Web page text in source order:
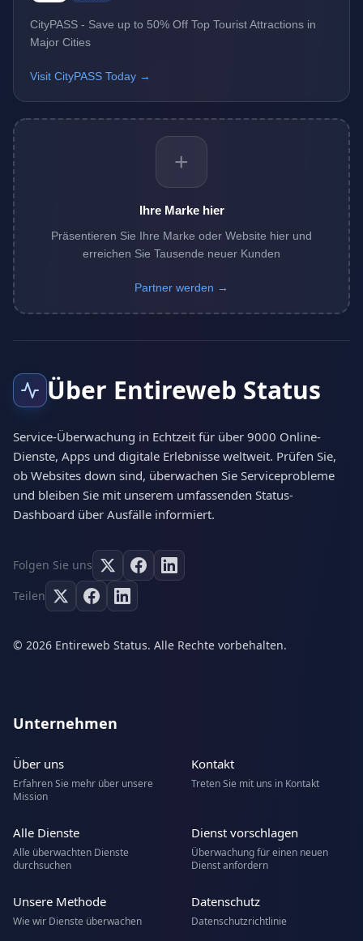
CityPASS - Save up to 50% Off Top Tourist Attractions in
Major Cities
Visit CityPASS Today →
+
Ihre Marke hier
Präsentieren Sie Ihre Marke oder Website hier und
erreichen Sie Tausende neuer Kunden
Partner werden →
Über Entireweb Status
Service-Überwachung in Echtzeit für über 9000 Online-
Dienste, Apps und digitale Erlebnisse weltweit. Prüfen Sie,
ob Websites down sind, überwachen Sie Serviceprobleme
und bleiben Sie mit unserem umfassenden Status-
Dashboard über Ausfälle informiert.
Folgen Sie uns
Teilen
© 2026 Entireweb Status. Alle Rechte vorbehalten.
Unternehmen
Über uns
Erfahren Sie mehr über unsere
Mission
Kontakt
Treten Sie mit uns in Kontakt
Alle Dienste
Alle überwachten Dienste
durchsuchen
Dienst vorschlagen
Überwachung für einen neuen
Dienst anfordern
Unsere Methode
Wie wir Dienste überwachen
Datenschutz
Datenschutzrichtlinie